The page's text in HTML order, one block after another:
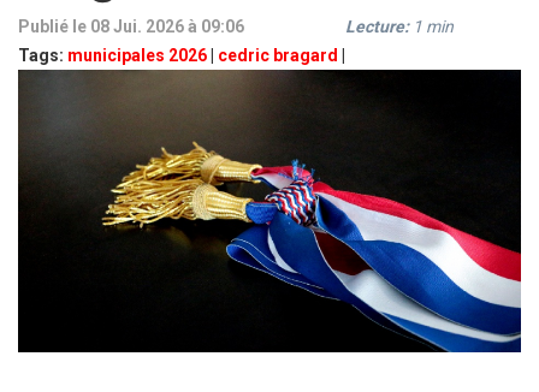
Publié le 08 Jui. 2026 à 09:06
Tags: municipales 2026 cedric bragard
Lecture: 1 min